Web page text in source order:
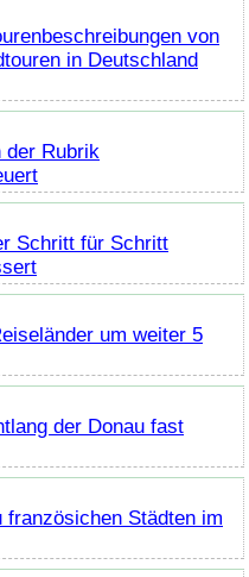
von
in Deutschland
der Rubrik
Schritt für Schritt
um weiter 5
der Donau fast
französichen Städten im